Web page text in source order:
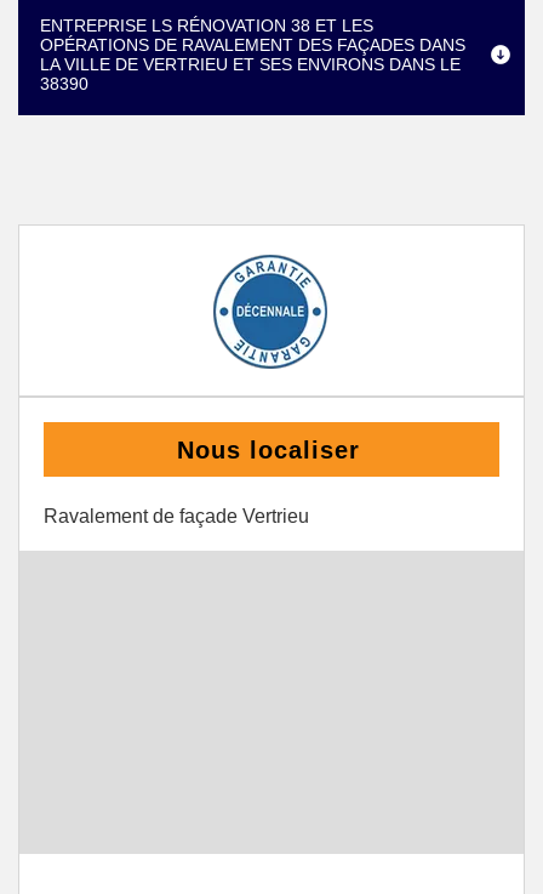
ENTREPRISE LS RÉNOVATION 38 ET LES
OPÉRATIONS DE RAVALEMENT DES FAÇADES DANS
LA VILLE DE VERTRIEU ET SES ENVIRONS DANS LE
38390
Nous localiser
Ravalement de façade Vertrieu